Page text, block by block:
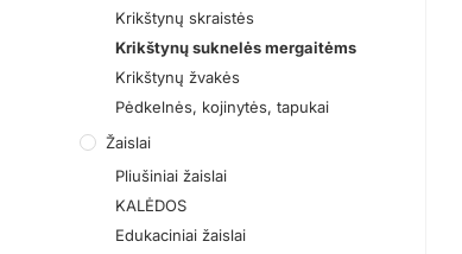
Krikštynų skraistės
Krikštynų suknelės mergaitėms
Krikštynų žvakės
Pėdkelnės, kojinytės, tapukai
Žaislai
Pliušiniai žaislai
KALĖDOS
Edukaciniai žaislai